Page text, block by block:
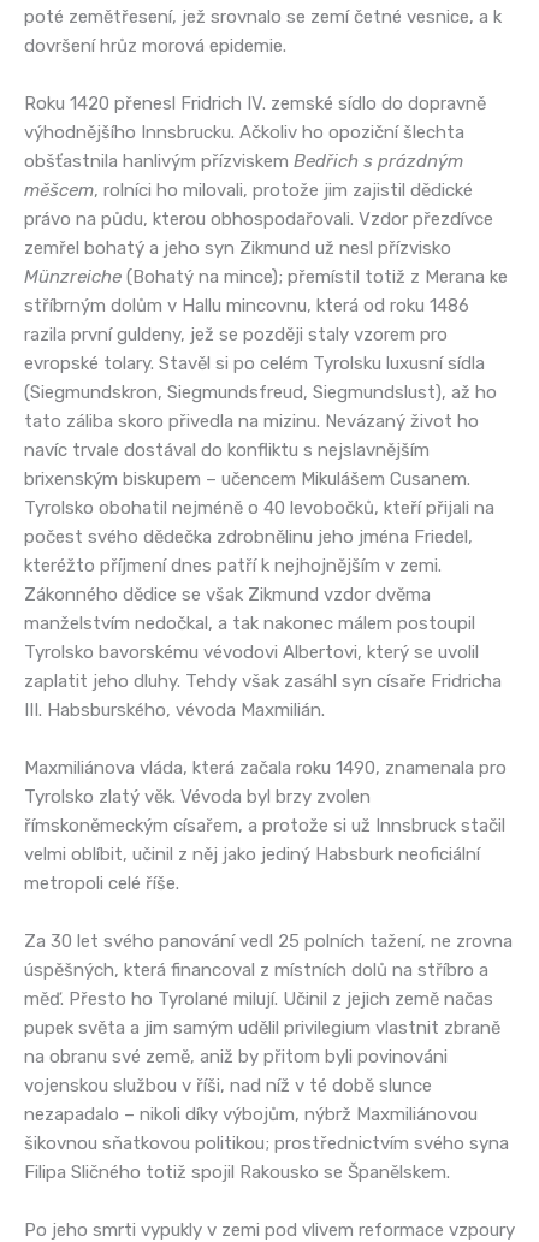
poté zemětřesení, jež srovnalo se zemí četné vesnice, a k
dovršení hrůz morová epidemie.
Roku 1420 přenesl Fridrich IV. zemské sídlo do dopravně
výhodnějšího Innsbrucku. Ačkoliv ho opoziční šlechta
obšťastnila hanlivým přízviskem Bedřich s prázdným
měšcem, rolníci ho milovali, protože jim zajistil dědické
právo na půdu, kterou obhospodařovali. Vzdor přezdívce
zemřel bohatý a jeho syn Zikmund už nesl přízvisko
Münzreiche (Bohatý na mince); přemístil totiž z Merana ke
stříbrným dolům v Hallu mincovnu, která od roku 1486
razila první guldeny, jež se později staly vzorem pro
evropské tolary. Stavěl si po celém Tyrolsku luxusní sídla
(Siegmundskron, Siegmundsfreud, Siegmundslust), až ho
tato záliba skoro přivedla na mizinu. Nevázaný život ho
navíc trvale dostával do konfliktu s nejslavnějším
brixenským biskupem – učencem Mikulášem Cusanem.
Tyrolsko obohatil nejméně o 40 levobočků, kteří přijali na
počest svého dědečka zdrobnělinu jeho jména Friedel,
kteréžto příjmení dnes patří k nejhojnějším v zemi.
Zákonného dědice se však Zikmund vzdor dvěma
manželstvím nedočkal, a tak nakonec málem postoupil
Tyrolsko bavorskému vévodovi Albertovi, který se uvolil
zaplatit jeho dluhy. Tehdy však zasáhl syn císaře Fridricha
III. Habsburského, vévoda Maxmilián.
Maxmiliánova vláda, která začala roku 1490, znamenala pro
Tyrolsko zlatý věk. Vévoda byl brzy zvolen
římskoněmeckým císařem, a protože si už Innsbruck stačil
velmi oblíbit, učinil z něj jako jediný Habsburk neoficiální
metropoli celé říše.
Za 30 let svého panování vedl 25 polních tažení, ne zrovna
úspěšných, která financoval z místních dolů na stříbro a
měď. Přesto ho Tyrolané milují. Učinil z jejich země načas
pupek světa a jim samým udělil privilegium vlastnit zbraně
na obranu své země, aniž by přitom byli povinováni
vojenskou službou v říši, nad níž v té době slunce
nezapadalo – nikoli díky výbojům, nýbrž Maxmiliánovou
šikovnou sňatkovou politikou; prostřednictvím svého syna
Filipa Sličného totiž spojil Rakousko se Španělskem.
Po jeho smrti vypukly v zemi pod vlivem reformace vzpoury